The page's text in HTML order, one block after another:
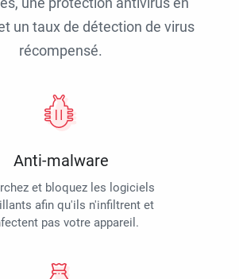
un taux de détection de virus
récompensé.
Anti-malware
et bloquez les logiciels
afin qu'ils n'infiltrent et
pas votre appareil.